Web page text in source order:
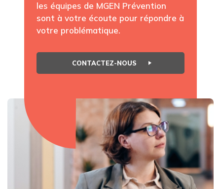
les équipes de MGEN Prévention
sont à votre écoute pour répondre à
votre problématique.
CONTACTEZ-NOUS